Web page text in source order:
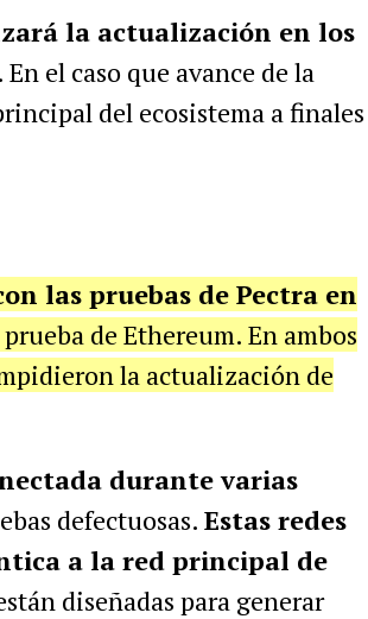
la actualización en los
el caso que avance de la
del ecosistema a finales
las pruebas de Pectra en
de Ethereum. En ambos
la actualización de
durante varias
defectuosas. Estas redes
a la red principal de
diseñadas para generar